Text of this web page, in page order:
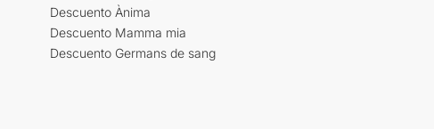
Descuento Ànima
Descuento Mamma mia
Descuento Germans de sang